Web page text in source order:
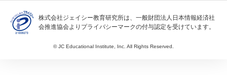
株式会社ジェイシー教育研究所は、一般財団法人日本情報経済社
会推進協会よりプライバシーマークの付与認定を受けています。
© JC Educational Institute, Inc. All Rights Reserved.